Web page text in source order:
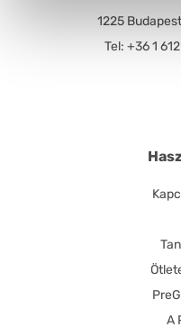
1225
Tel: +36 1
A